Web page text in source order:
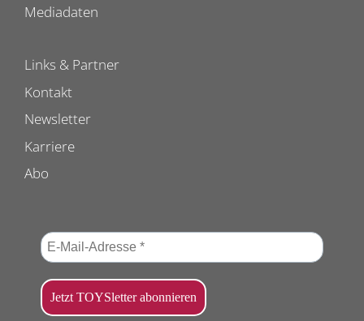
Mediadaten
Links & Partner
Kontakt
Newsletter
Karriere
Abo